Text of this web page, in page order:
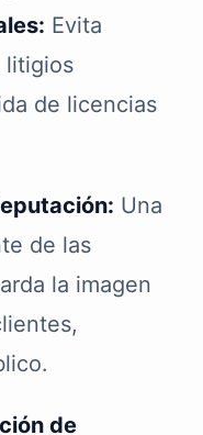
Evita
litigios
de licencias
Una
de las
la imagen
de